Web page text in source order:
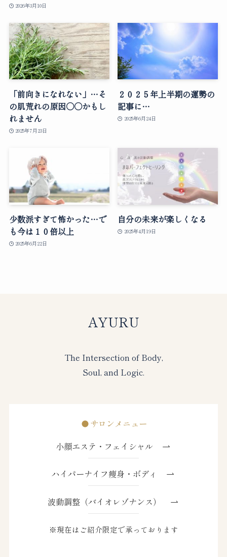
2026年3月10日
「前向きになれない」…そ
の肌荒れの原因○○かもし
れません
2025年7月23日
２０２５年上半期の運勢の
記事に…
2025年6月24日
少数派すぎて怖かった…で
も今は１０倍以上
2025年6月22日
自分の未来が楽しくなる
2025年4月19日
AYURU
The Intersection of Body,
Soul, and Logic.
サロンメニュー
小顔エステ・フェイシャル
ハイパーナイフ痩身・ボディ
波動調整（バイオレゾナンス）
※現在はご紹介限定で承っております